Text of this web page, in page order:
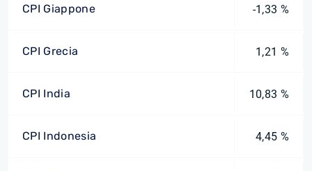
CPI Giappone -1,33 %
CPI Grecia 1,21 %
CPI India 10,83 %
CPI Indonesia 4,45 %